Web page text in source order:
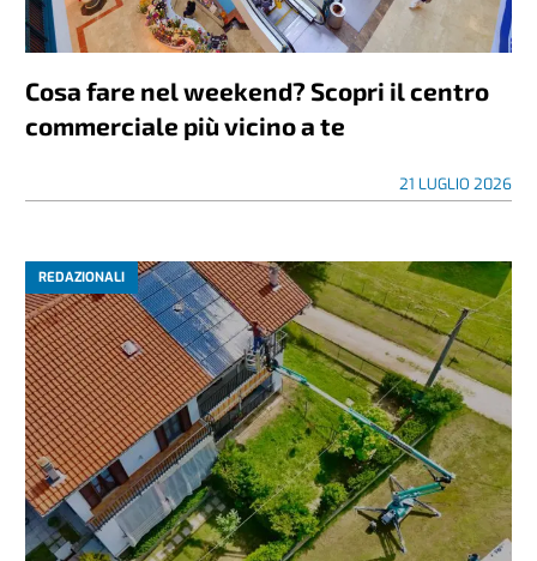
Cosa fare nel weekend? Scopri il centro
commerciale più vicino a te
21 LUGLIO 2026
REDAZIONALI